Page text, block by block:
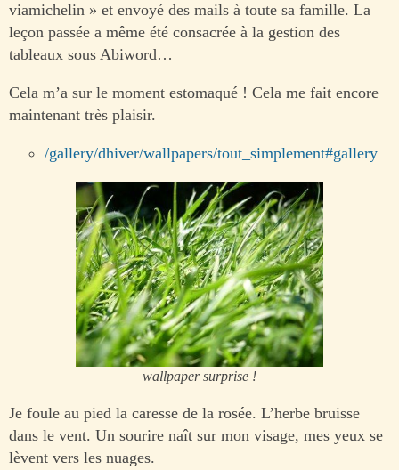
viamichelin » et envoyé des mails à toute sa famille. La
leçon passée a même été consacrée à la gestion des
tableaux sous Abiword…
Cela m’a sur le moment estomaqué ! Cela me fait encore
maintenant très plaisir.
/gallery/dhiver/wallpapers/tout_simplement#gallery
wallpaper surprise !
Je foule au pied la caresse de la rosée. L’herbe bruisse
dans le vent. Un sourire naît sur mon visage, mes yeux se
lèvent vers les nuages.